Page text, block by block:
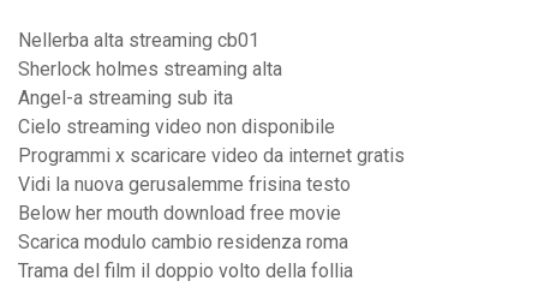
Nellerba alta streaming cb01
Sherlock holmes streaming alta
Angel-a streaming sub ita
Cielo streaming video non disponibile
Programmi x scaricare video da internet gratis
Vidi la nuova gerusalemme frisina testo
Below her mouth download free movie
Scarica modulo cambio residenza roma
Trama del film il doppio volto della follia